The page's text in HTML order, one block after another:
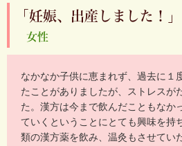
「妊娠、出産しました！」
女性
なかなか子供に恵まれず、過去に１
たことがありましたが、ストレスが
た。漢方は今まで飲んだこともなか
ていくということにとても興味を持
類の漢方薬を飲み、温灸もさせてい